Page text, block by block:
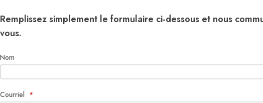
Remplissez simplement le formulaire ci-dessous et nous
vous.
Nom
Courriel *